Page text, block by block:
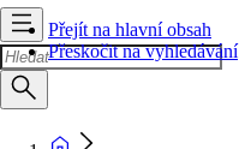
Přejít na hlavní obsah
Přeskočit na vyhledávání